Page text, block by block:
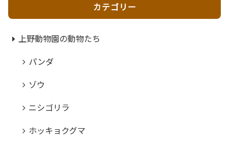
カテゴリー
上野動物園の動物たち
パンダ
ゾウ
ニシゴリラ
ホッキョクグマ